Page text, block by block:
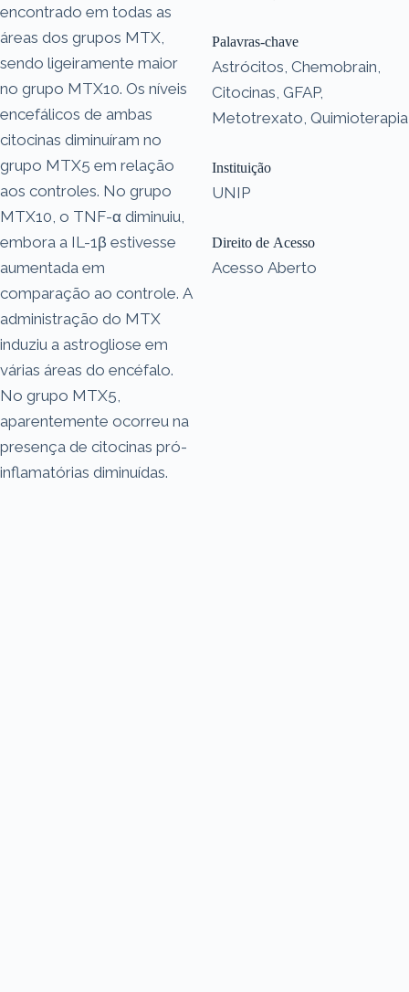
encontrado em todas as
áreas dos grupos MTX,
sendo ligeiramente maior
no grupo MTX10. Os níveis
encefálicos de ambas
citocinas diminuíram no
grupo MTX5 em relação
aos controles. No grupo
MTX10, o TNF-α diminuiu,
embora a IL-1β estivesse
aumentada em
comparação ao controle. A
administração do MTX
induziu a astrogliose em
várias áreas do encéfalo.
No grupo MTX5,
aparentemente ocorreu na
presença de citocinas pró-
inflamatórias diminuídas.
Palavras-chave
Astrócitos, Chemobrain,
Citocinas, GFAP,
Metotrexato, Quimioterapia
Instituição
UNIP
Direito de Acesso
Acesso Aberto